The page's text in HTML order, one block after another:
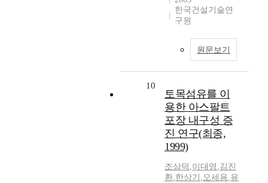
한국건설기술연
구원
원문보기
10
토목섬유를 이
용한 아스팔트
포장 내구성 증
진 연구(최종,
1999)
조삼덕 ,이대영 ,김진
환,한상기 ,오세용,유